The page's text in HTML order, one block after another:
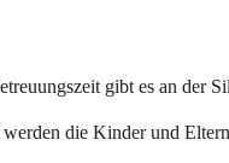
gibt es an der
die Kinder und